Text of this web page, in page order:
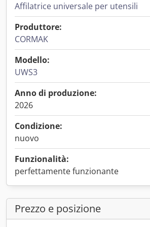
Affilatrice universale per utensili
Produttore:
CORMAK
Modello:
UWS3
Anno di produzione:
2026
Condizione:
nuovo
Funzionalità:
perfettamente funzionante
Prezzo e posizione